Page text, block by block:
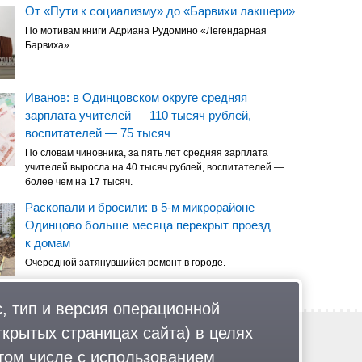
От «Пути к социализму» до «Барвихи лакшери»
По мотивам книги Адриана Рудомино «Легендарная
Барвиха»
Иванов: в Одинцовском округе средняя
зарплата учителей — 110 тысяч рублей,
воспитателей — 75 тысяч
По словам чиновника, за пять лет средняя зарплата
учителей выросла на 40 тысяч рублей, воспитателей —
более чем на 17 тысяч.
Раскопали и бросили: в 5-м микрорайоне
Одинцово больше месяца перекрыт проезд
к домам
Очередной затянувшийся ремонт в городе.
Обратная связь
Политика обработки персональных данных
тип и версия операционной
страницах сайта) в целях
числе с использованием